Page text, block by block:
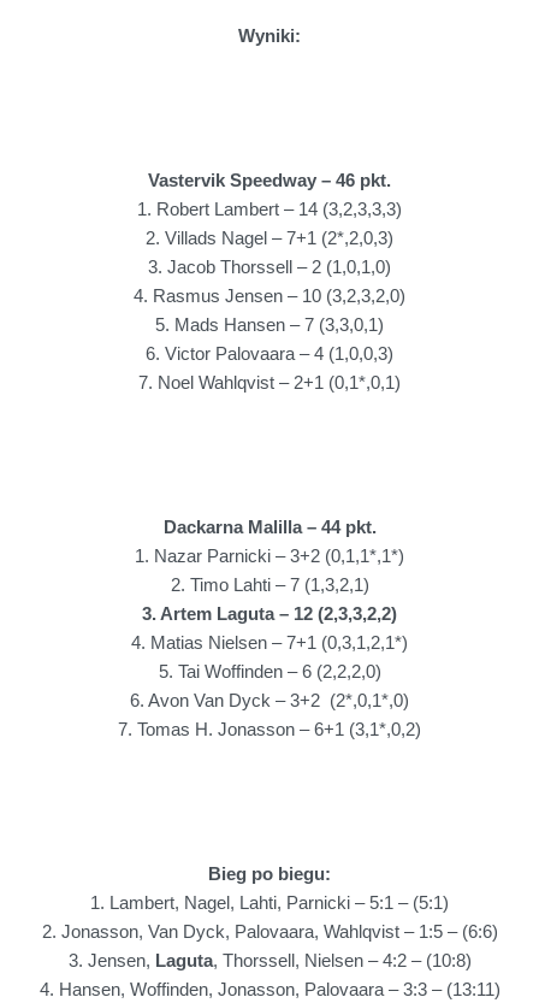
Wyniki:
Vastervik Speedway – 46 pkt.
1. Robert Lambert – 14 (3,2,3,3,3)
2. Villads Nagel – 7+1 (2*,2,0,3)
3. Jacob Thorssell – 2 (1,0,1,0)
4. Rasmus Jensen – 10 (3,2,3,2,0)
5. Mads Hansen – 7 (3,3,0,1)
6. Victor Palovaara – 4 (1,0,0,3)
7. Noel Wahlqvist – 2+1 (0,1*,0,1)
Dackarna Malilla – 44 pkt.
1. Nazar Parnicki – 3+2 (0,1,1*,1*)
2. Timo Lahti – 7 (1,3,2,1)
3. Artem Laguta – 12 (2,3,3,2,2)
4. Matias Nielsen – 7+1 (0,3,1,2,1*)
5. Tai Woffinden – 6 (2,2,2,0)
6. Avon Van Dyck – 3+2 (2*,0,1*,0)
7. Tomas H. Jonasson – 6+1 (3,1*,0,2)
Bieg po biegu:
1. Lambert, Nagel, Lahti, Parnicki – 5:1 – (5:1)
2. Jonasson, Van Dyck, Palovaara, Wahlqvist – 1:5 – (6:6)
3. Jensen, Laguta, Thorssell, Nielsen – 4:2 – (10:8)
4. Hansen, Woffinden, Jonasson, Palovaara – 3:3 – (13:11)